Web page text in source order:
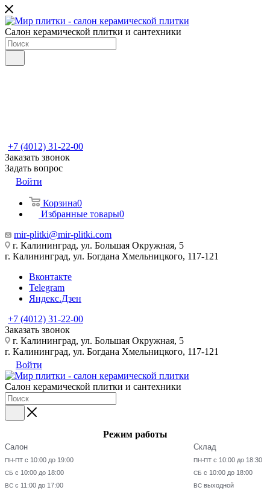
Салон керамической плитки и сантехники
+7 (4012) 31-22-00
Заказать звонок
Задать вопрос
Войти
Корзина0
Избранные товары0
mir-plitki@mir-plitki.com
г. Калининград, ул. Большая Окружная, 5
г. Калининград, ул. Богдана Хмельницкого, 117-121
Вконтакте
Telegram
Яндекс.Дзен
+7 (4012) 31-22-00
Заказать звонок
г. Калининград, ул. Большая Окружная, 5
г. Калининград, ул. Богдана Хмельницкого, 117-121
Войти
Салон керамической плитки и сантехники
Режим работы
Салон
ПН-ПТ с 10:00 до 19:00
СБ с 10:00 до 18:00
ВС с 11:00 до 17:00
Склад
ПН-ПТ с 10:00 до 18:30
СБ с 10:00 до 18:00
ВС выходной